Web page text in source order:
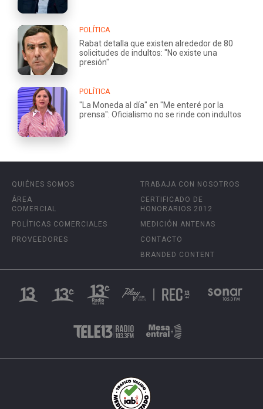
POLÍTICA
Rabat detalla que existen alrededor de 80
solicitudes de indultos: "No existe una
presión"
POLÍTICA
"La Moneda al día" en "Me enteré por la
prensa": Oficialismo no se rinde con indultos
QUIÉNES SOMOS
ÁREA
COMERCIAL
POLÍTICAS COMERCIALES
PROVEEDORES
TRABAJA CON NOSOTROS
CERTIFICADO DE
HONORARIOS 2012
MEDICIÓN ANTENAS
CONTACTO
BRANDED CONTENT